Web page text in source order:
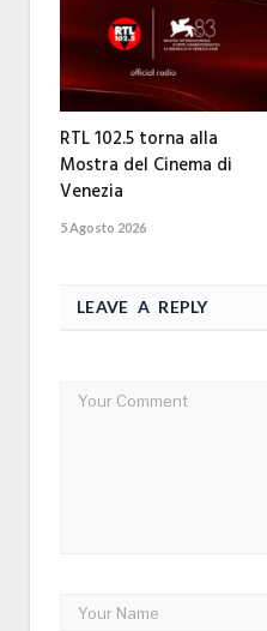
RTL 102.5 torna alla
Mostra del Cinema di
Venezia
5 Agosto 2026
LEAVE A REPLY